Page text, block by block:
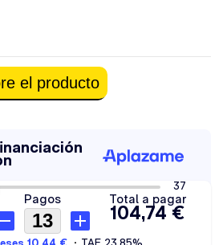
el producto